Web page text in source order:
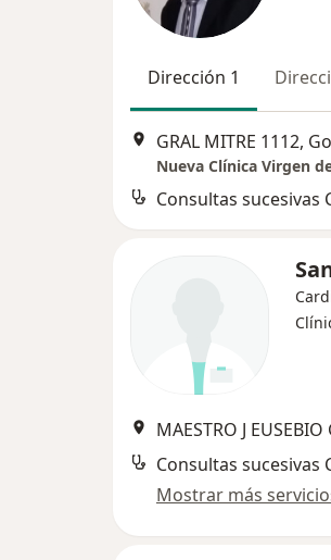
Dirección 1
GRAL MITRE 1112,
Nueva Clínica Virgen
MAESTRO J
Consultas sucesivas
Mostrar más